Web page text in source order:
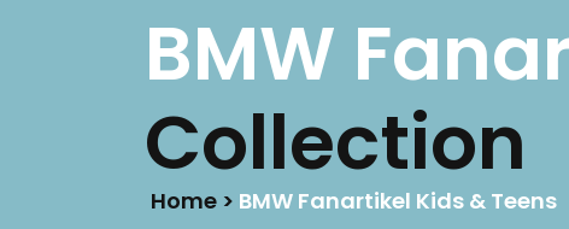
BMW
Collection
Home > BMW Fanartikel Kids & Teens